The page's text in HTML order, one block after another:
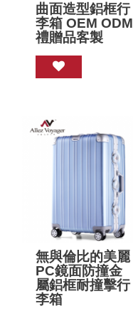
曲面造型鋁框行
李箱 OEM ODM
禮贈品客製
無與倫比的美麗
PC鏡面防撞金
屬鋁框耐撞擊行
李箱